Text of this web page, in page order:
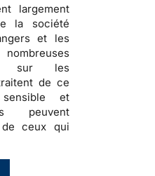
largement
la société
et les
sur les
de ce
et
peuvent
de ceux qui